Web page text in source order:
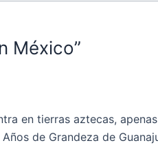
México”
en tierras aztecas,
de Grandeza de